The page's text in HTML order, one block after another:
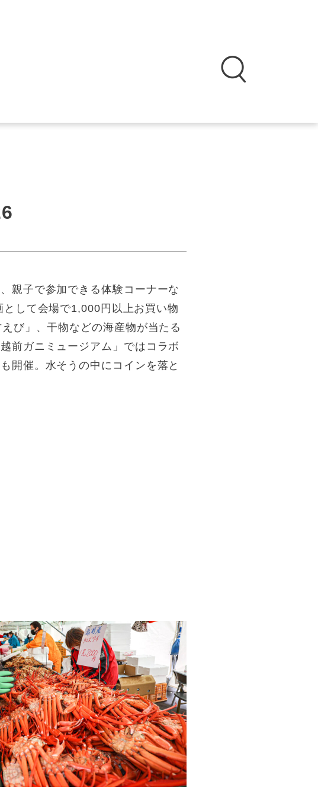
親子で参加できる体験コーナーな
して会場で1,000円以上お買い物
び」、干物などの海産物が当たる
前ガニミュージアム」ではコラボ
開催。水そうの中にコインを落と